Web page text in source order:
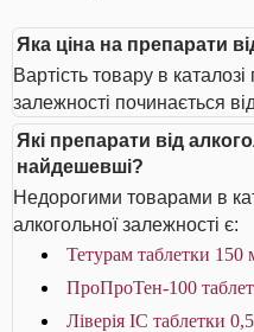
Яка ціна на препарати
Вартість товару в
залежності починається
Які препарати від
найдешевші?
Недорогими товарами в
алкогольної залежності є:
Тетурам таблетки 150
ПроПроТен-100
Ліверія IC таблетки